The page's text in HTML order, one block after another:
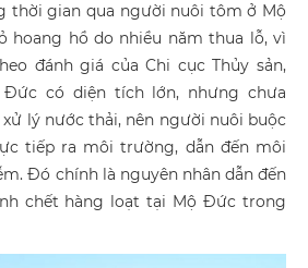
thời gian qua người nuôi tôm ở Mộ
hoang hồ do nhiều năm thua lỗ, vì
đánh giá của Chi cục Thủy sản,
có diện tích lớn, nhưng chưa
lý nước thải, nên người nuôi buộc
tiếp ra môi trường, dẫn đến môi
Đó chính là nguyên nhân dẫn đến
chết hàng loạt tại Mộ Đức trong